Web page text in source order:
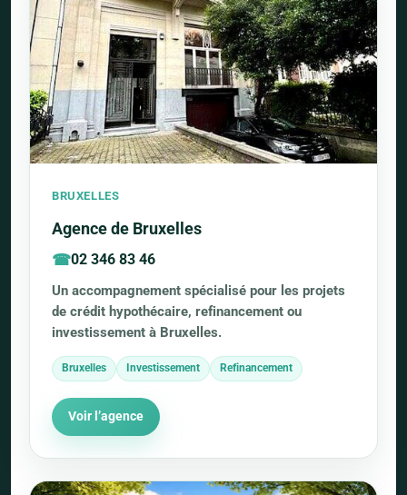
BRUXELLES
Agence de Bruxelles
02 346 83 46
Un accompagnement spécialisé pour les projets
de crédit hypothécaire, refinancement ou
investissement à Bruxelles.
Bruxelles Investissement Refinancement
Voir l’agence